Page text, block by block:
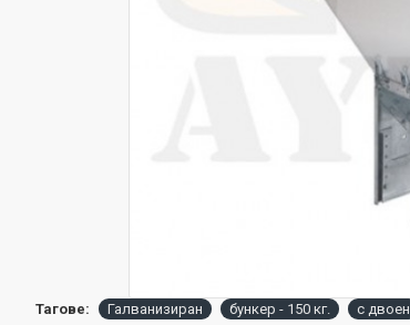
Тагове: Галванизиран бункер - 150 кг. с двоен